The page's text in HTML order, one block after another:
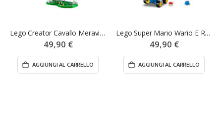
Lego Creator Cavallo Meraviglioso - Lego
49,90 €
AGGIUNGI AL CARRELLO
Lego Super Mario Wario E Re Boo - Lego
49,90 €
AGGIUNGI AL CARRELLO